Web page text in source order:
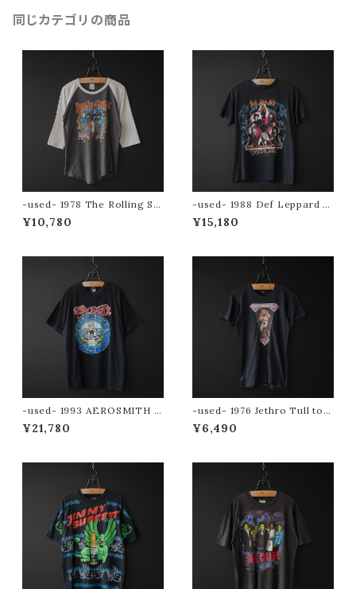
同じカテゴリの商品
-used- 1978 The Rolling St
ones tour tee
¥10,780
-used- 1988 Def Leppard to
ur tee (Hysteria)
¥15,180
-used- 1993 AEROSMITH t
ee (Aero Force One)
¥21,780
-used- 1976 Jethro Tull tou
r tee
¥6,490